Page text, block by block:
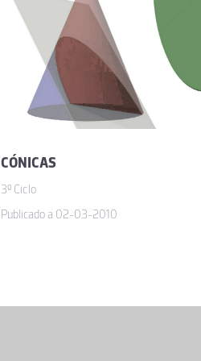
CÓNICAS
3º Ciclo
Publicado a 02-03-2010